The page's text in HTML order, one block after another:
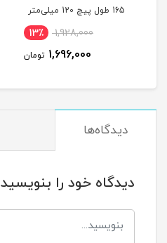
165 طول پیچ 120 میلی‌متر
1,928,000 13٪
1,696,000 تومان
دیدگاه‌ها
دیدگاه خود را بنویسید